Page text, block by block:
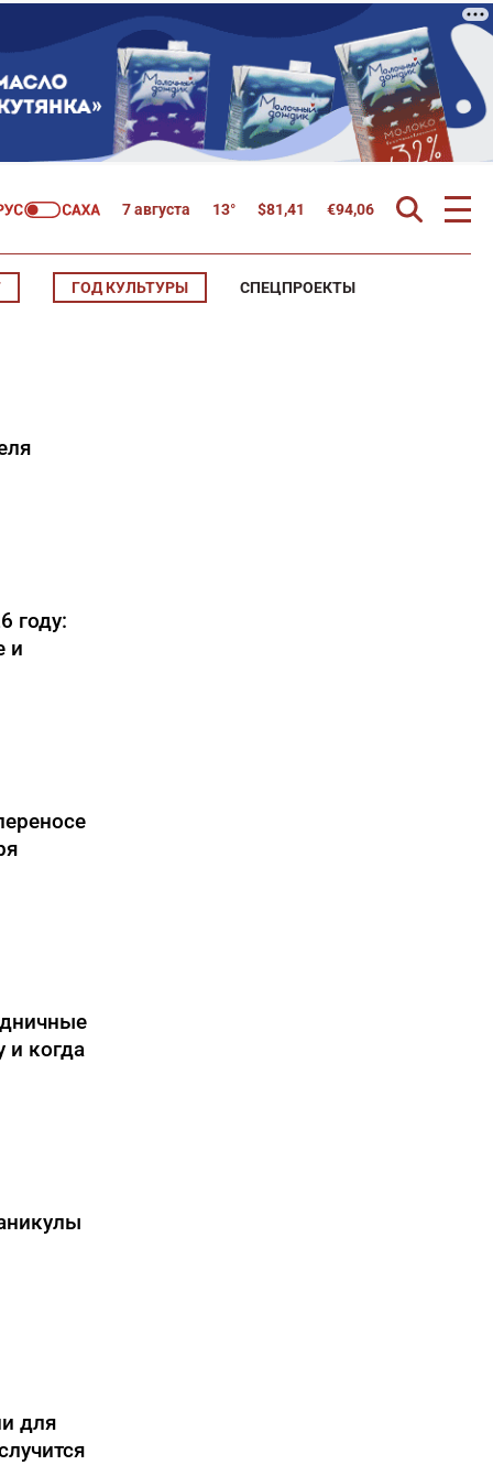
7 августа 13° $81,41 €94,06
ГОД КУЛЬТУРЫ СПЕЦПРОЕКТЫ
году:
и
и когда
для